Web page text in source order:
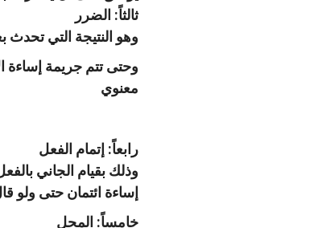
ثالثاً: الضرر
وهو النتيجة التي تحدث
وحتى تتم جريمة إساءة
معنوي
رابعاً: إتمام الفعل
وذلك بقيام الجاني
إساءة ائتمان حتى ولو
خامساً: المحل